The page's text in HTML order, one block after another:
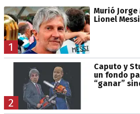
1
Murió Jorge
Lionel Messi
2
Caputo y
un fondo
“ganar”